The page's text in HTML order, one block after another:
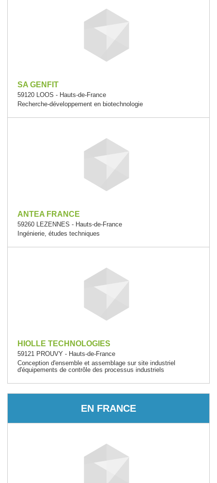
SA GENFIT
59120 LOOS - Hauts-de-France
Recherche-développement en biotechnologie
ANTEA FRANCE
59260 LEZENNES - Hauts-de-France
Ingénierie, études techniques
HIOLLE TECHNOLOGIES
59121 PROUVY - Hauts-de-France
Conception d'ensemble et assemblage sur site industriel
d'équipements de contrôle des processus industriels
EN FRANCE